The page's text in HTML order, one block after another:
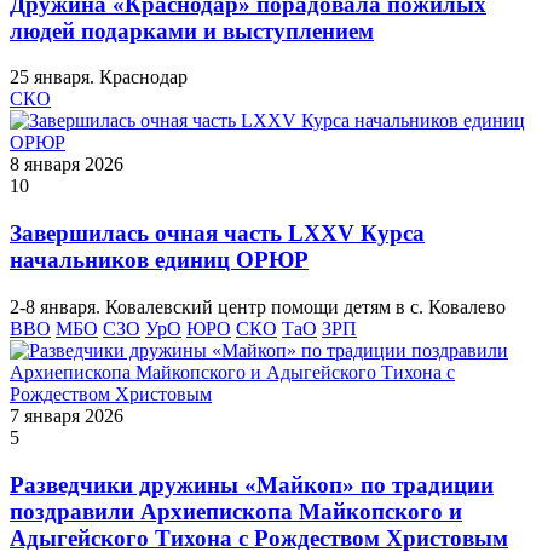
людей подарками и выступлением
25 января. Краснодар
СКО
8 января 2026
10
Завершилась очная часть LXXV Курса
начальников единиц ОРЮР
2-8 января. Ковалевский центр помощи детям в с. Ковалево
ВВО МБО СЗО УрО ЮРО СКО ТаО ЗРП
7 января 2026
5
Разведчики дружины «Майкоп» по традиции
поздравили Архиепископа Майкопского и
Адыгейского Тихона с Рождеством Христовым